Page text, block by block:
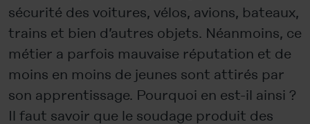
sécurité des voitures, vélos, avions, bateaux,
trains et bien d’autres objets. Néanmoins, ce
métier a parfois mauvaise réputation et de
moins en moins de jeunes sont attirés par
son apprentissage. Pourquoi en est-il ainsi ?
Il faut savoir que le soudage produit des